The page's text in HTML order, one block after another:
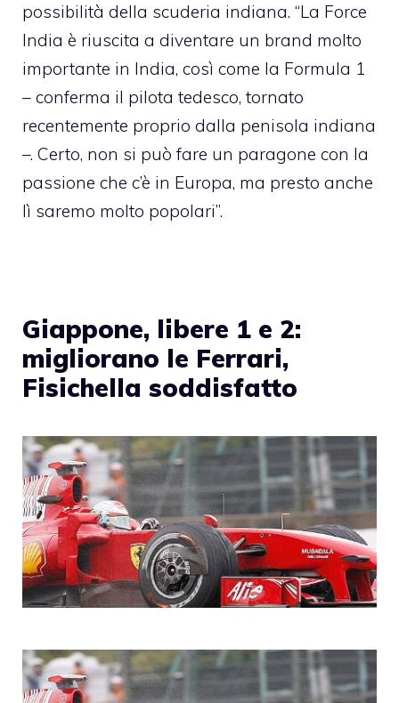
possibilità della scuderia indiana. “La Force
India è riuscita a diventare un brand molto
importante in India, così come la Formula 1
– conferma il pilota tedesco, tornato
recentemente proprio dalla penisola indiana
–. Certo, non si può fare un paragone con la
passione che c’è in Europa, ma presto anche
lì saremo molto popolari”.
Giappone, libere 1 e 2:
migliorano le Ferrari,
Fisichella soddisfatto